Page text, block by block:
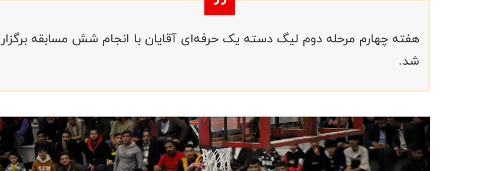
هفته چهارم مرحله دوم لیگ دسته یک حرفه‌ای آقایان با انجام شش مسابقه برگزار
شد.